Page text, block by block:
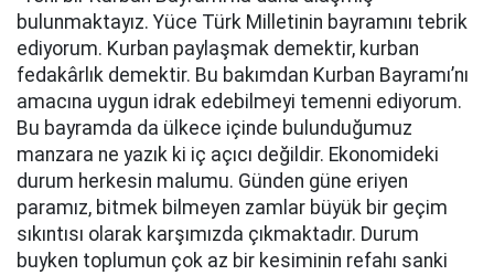
bulunmaktayız. Yüce Türk Milletinin bayramını tebrik
ediyorum. Kurban paylaşmak demektir, kurban
fedakârlık demektir. Bu bakımdan Kurban Bayramı’nı
amacına uygun idrak edebilmeyi temenni ediyorum.
Bu bayramda da ülkece içinde bulunduğumuz
manzara ne yazık ki iç açıcı değildir. Ekonomideki
durum herkesin malumu. Günden güne eriyen
paramız, bitmek bilmeyen zamlar büyük bir geçim
sıkıntısı olarak karşımızda çıkmaktadır. Durum
buyken toplumun çok az bir kesiminin refahı sanki